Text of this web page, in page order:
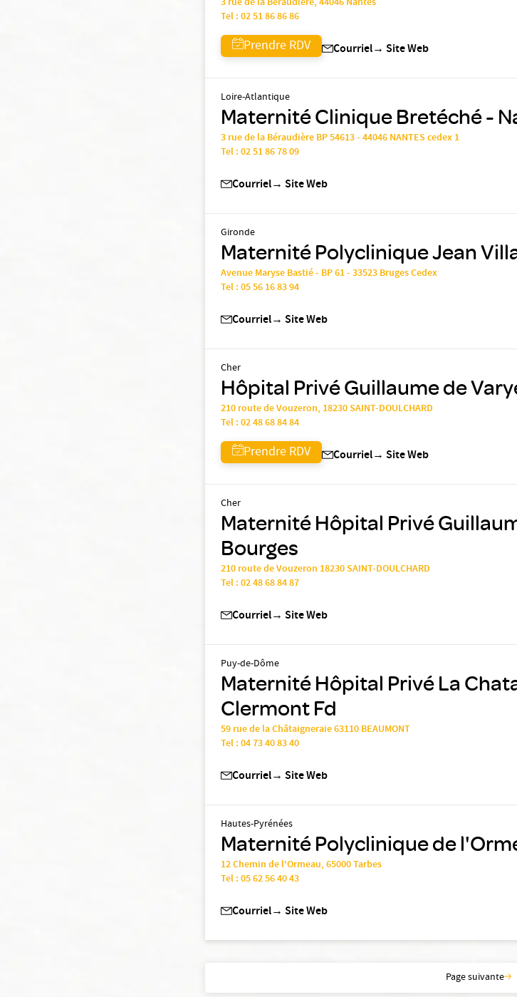
Tel :02 51 86 86 86
Prendre RDV Courriel→ Site Web
Loire-Atlantique
Maternité Clinique Bretéché -
3 rue de la Béraudière BP 54613 - 44046 NANTES cedex 1
Tel :02 51 86 78 09
Courriel→ Site Web
Gironde
Maternité Polyclinique Jean
Avenue Maryse Bastié - BP 61 - 33523 Bruges Cedex
Tel :05 56 16 83 94
Courriel→ Site Web
Cher
Hôpital Privé Guillaume de
210 route de Vouzeron, 18230 SAINT-DOULCHARD
Tel :02 48 68 84 84
Prendre RDV Courriel→ Site Web
Cher
Maternité Hôpital Privé
Bourges
210 route de Vouzeron 18230 SAINT-DOULCHARD
Tel :02 48 68 84 87
Courriel→ Site Web
Puy-de-Dôme
Maternité Hôpital Privé La
Clermont Fd
59 rue de la Châtaigneraie 63110 BEAUMONT
Tel :04 73 40 83 40
Courriel→ Site Web
Hautes-Pyrénées
Maternité Polyclinique de
12 Chemin de l'Ormeau, 65000 Tarbes
Tel :05 62 56 40 43
Courriel→ Site Web
Page suivante